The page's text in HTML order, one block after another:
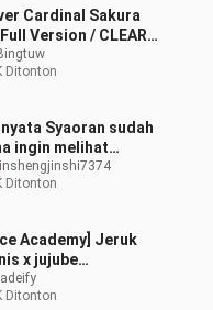
Cardinal Sakura
Full Version / CLEAR
Ditonton
Syaoran sudah
ingin melihat
bertransformasi.
Ditonton
Academy] Jeruk
x jujube
adalah sinar
terhangatku"
Ditonton